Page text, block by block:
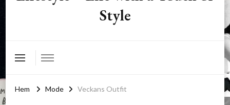
Style
Hem Mode Veckans Outfit